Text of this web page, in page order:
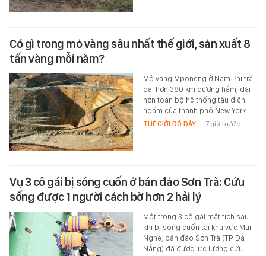
Có gì trong mỏ vàng sâu nhất thế giới, sản xuất 8
tấn vàng mỗi năm?
Mỏ vàng Mponeng ở Nam Phi trải
dài hơn 380 km đường hầm, dài
hơn toàn bộ hệ thống tàu điện
ngầm của thành phố New York…
THẾ GIỚI ĐÓ ĐÂY - 7 giờ trước
Vụ 3 cô gái bị sóng cuốn ở bán đảo Sơn Trà: Cứu
sống được 1 người cách bờ hơn 2 hải lý
Một trong 3 cô gái mất tích sau
khi bị sóng cuốn tại khu vực Mũi
Nghê, bán đảo Sơn Trà (TP Đà
Nẵng) đã được lực lượng cứu…